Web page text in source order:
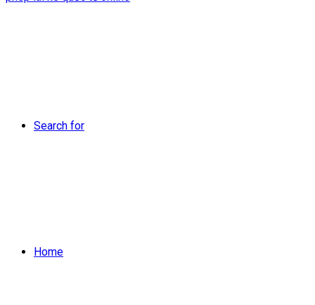
Search for
Home